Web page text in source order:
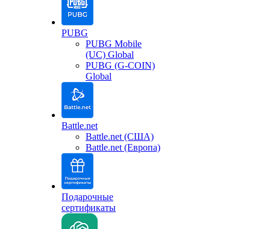
PUBG
PUBG Mobile
(UC) Global
PUBG (G-COIN)
Global
Battle.net
Battle.net (США)
Battle.net (Европа)
Подарочные
сертификаты